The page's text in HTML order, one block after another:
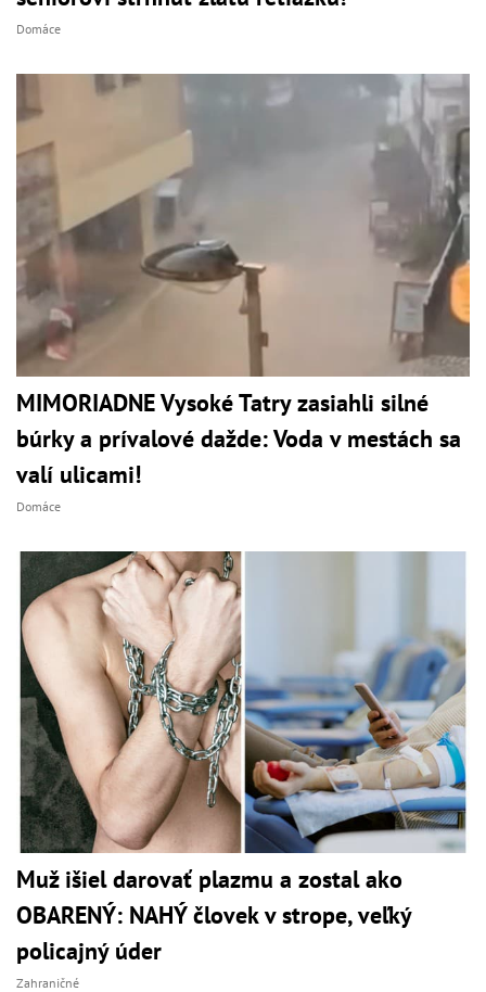
Domáce
MIMORIADNE Vysoké Tatry zasiahli silné
búrky a prívalové dažde: Voda v mestách sa
valí ulicami!
Domáce
Muž išiel darovať plazmu a zostal ako
OBARENÝ: NAHÝ človek v strope, veľký
policajný úder
Zahraničné